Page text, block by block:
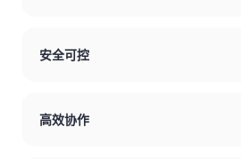
安全可控
高效协作